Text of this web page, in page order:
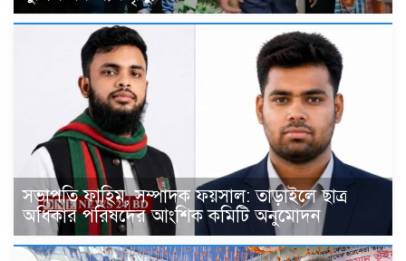
সভাপতি ফাহিম, সম্পাদক ফয়সাল: তাড়াইলে ছাত্র
অধিকার পরিষদের আংশিক কমিটি অনুমোদন